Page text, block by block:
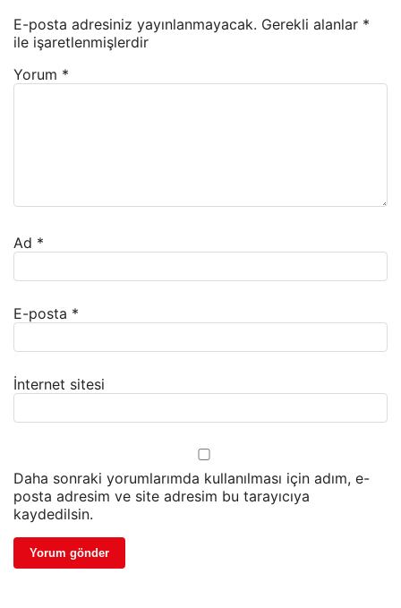
E-posta adresiniz yayınlanmayacak. Gerekli alanlar *
ile işaretlenmişlerdir
Yorum *
Ad *
E-posta *
İnternet sitesi
Daha sonraki yorumlarımda kullanılması için adım, e-
posta adresim ve site adresim bu tarayıcıya
kaydedilsin.